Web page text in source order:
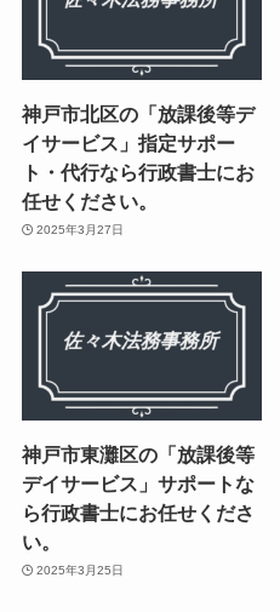
神戸市北区の「放課後等デ
イサービス」指定サポー
ト・代行なら行政書士にお
任せください。
2025年3月27日
神戸市東灘区の「放課後等
デイサービス」サポートな
ら行政書士にお任せくださ
い。
2025年3月25日